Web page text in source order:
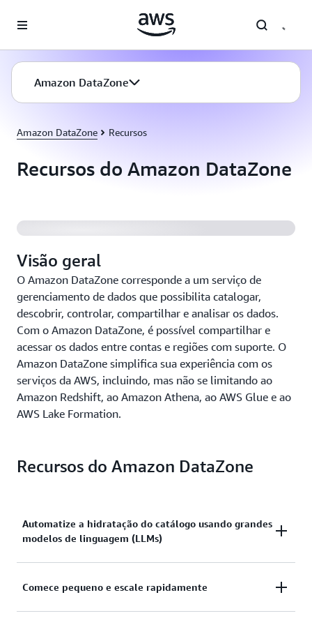
Pular para o conteúdo principal
Amazon DataZone
Amazon DataZone Recursos
Recursos do Amazon DataZone
Visão geral
O Amazon DataZone corresponde a um serviço de
gerenciamento de dados que possibilita catalogar,
descobrir, controlar, compartilhar e analisar os dados.
Com o Amazon DataZone, é possível compartilhar e
acessar os dados entre contas e regiões com suporte. O
Amazon DataZone simplifica sua experiência com os
serviços da AWS, incluindo, mas não se limitando ao
Amazon Redshift, ao Amazon Athena, ao AWS Glue e ao
AWS Lake Formation.
Recursos do Amazon DataZone
Automatize a hidratação do catálogo usando grandes
modelos de linguagem (LLMs)
Automatize a curadoria de catálogos usando LLMs
Comece pequeno e escale rapidamente